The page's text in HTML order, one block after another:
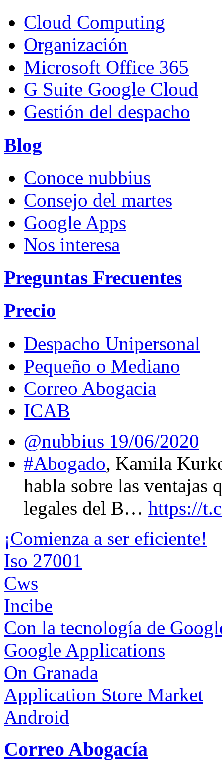
Cloud Computing
Organización
Microsoft Office 365
G Suite Google Cloud
Gestión del despacho
Blog
Conoce nubbius
Consejo del martes
Google Apps
Nos interesa
Preguntas Frecuentes
Precio
Despacho Unipersonal
Pequeño o Mediano
Correo Abogacia
ICAB
@nubbius 19/06/2020
#Abogado, Kamila
habla sobre las ventajas
legales del B… https://
¡Comienza a ser eficiente!
Iso 27001
Cws
Incibe
Con la tecnología de
Google Applications
On Granada
Application Store Market
Android
Correo Abogacía